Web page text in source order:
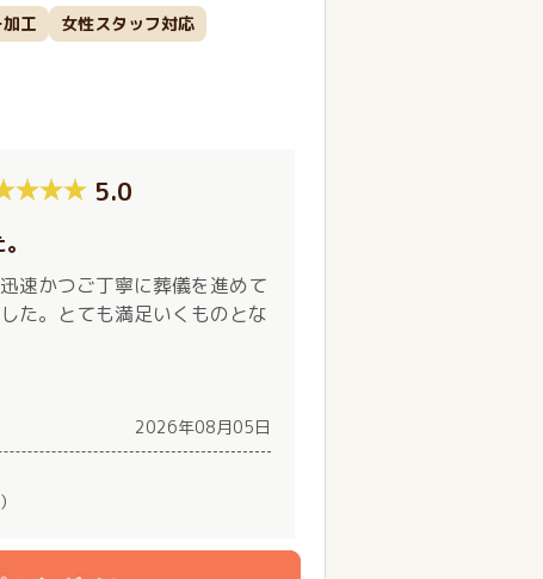
工 女性スタッフ対応
5.0
速かつご丁寧に葬儀を進めて
た。とても満足いくものとな
2026年08月05日